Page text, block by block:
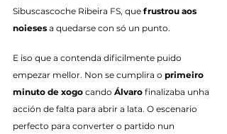
Sibuscascoche Ribeira FS, que frustrou aos
noieses a quedarse con só un punto.
E iso que a contenda dificilmente puido
empezar mellor. Non se cumplira o primeiro
minuto de xogo cando Álvaro finalizaba unha
acción de falta para abrir a lata. O escenario
perfecto para converter o partido nun